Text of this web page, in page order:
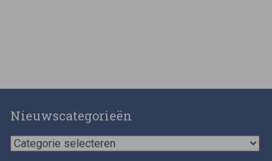
Nieuwscategorieën
Nieuwscategorieën